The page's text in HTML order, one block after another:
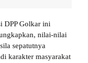
DPP Golkar ini
nilai-nilai
sepatutnya
karakter masyarakat